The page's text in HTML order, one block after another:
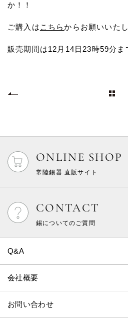
か！！
ご購入は こちらからお願いいたし
販売期間は12月14日23時59分ま
ONLINE SHOP
常陸錫器 直販サイト
CONTACT
錫についてのご質問
Q&A
会社概要
お問い合わせ